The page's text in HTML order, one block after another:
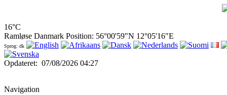
16°C
Ramløse Danmark Position: 56°00'59"N 12°05'16"E
Sprog: dk
Opdateret: 07/08/2026 04:27
Navigation